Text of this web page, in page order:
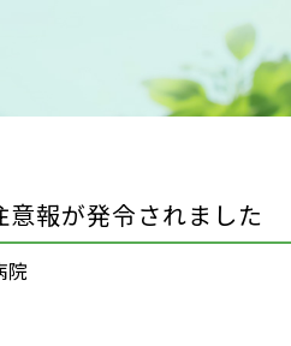
報が発令されました
院